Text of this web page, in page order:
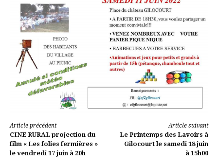
Lire
la
Article précédent
CINE RURAL projection du
film « Les folies fermières »
le vendredi 17 juin à 20h
Article suivant
Le Printemps des Lavoirs à
Gilocourt le samedi 18 juin
à 15h00